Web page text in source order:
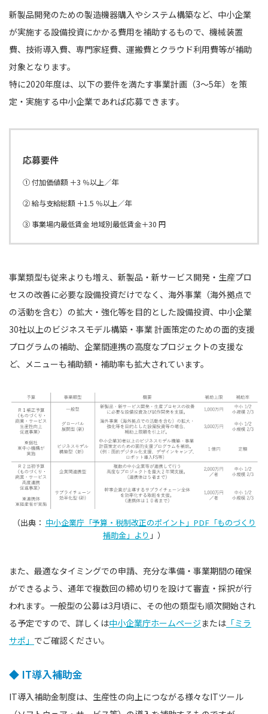
新製品開発のための製造機器購入やシステム構築など、中小企業
が実施する設備投資にかかる費用を補助するもので、機械装置
費、技術導入費、専門家経費、運搬費とクラウド利用費等が補助
対象となります。
特に2020年度は、以下の要件を満たす事業計画（3～5年）を策
定・実施する中小企業であれば応募できます。
応募要件
① 付加価値額 ＋3 ％以上／年
② 給与支給総額 ＋1.5 ％以上／年
③ 事業場内最低賃金 地域別最低賃金＋30 円
事業類型も従来よりも増え、新製品・新サービス開発・生産プロ
セスの改善に必要な設備投資だけでなく、海外事業（海外拠点で
の活動を含む）の拡大・強化等を目的とした設備投資、中小企業
30社以上のビジネスモデル構築・事業 計画策定のための面的支援
プログラムの補助、企業間連携の高度なプロジェクトの支援な
ど、メニューも補助額・補助率も拡大されています。
（出典： 中小企業庁「予算・税制改正のポイント」PDF「ものづくり
補助金」より 」）
また、最適なタイミングでの申請、充分な準備・事業期間の確保
ができるよう、通年で複数回の締め切りを設けて審査・採択が行
われます。一般型の公募は3月頃に、その他の類型も順次開始され
る予定ですので、詳しくは中小企業庁ホームページまたは 「ミラ
サポ」 でご確認ください。
◆ IT導入補助金
IT導入補助金制度は、生産性の向上につながる様々なITツール